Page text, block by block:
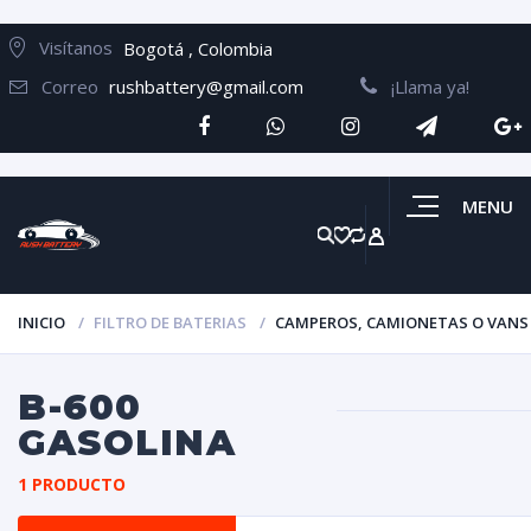
Visítanos Bogotá , Colombia
Correo rushbattery@gmail.com ¡Llama ya!
MENU
INICIO FILTRO DE BATERIAS CAMPEROS, CAMIONETAS O VANS
B-600
GASOLINA
1 PRODUCTO